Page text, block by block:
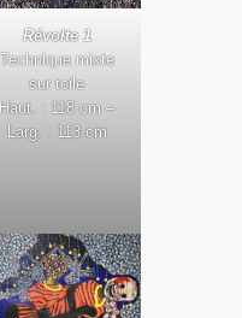
Révolte 1
Technique mixte
sur toile
Haut. : 118 cm –
Larg. : 113 cm